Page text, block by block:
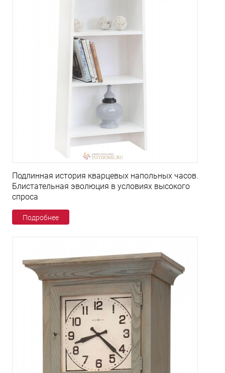
Подлинная история кварцевых напольных часов.
Блистательная эволюция в условиях высокого
спроса
Подробнее